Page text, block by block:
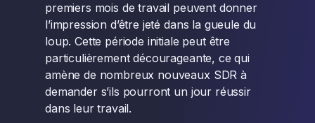
premiers mois de travail peuvent donner
l’impression d’être jeté dans la gueule du
loup. Cette période initiale peut être
particulièrement décourageante, ce qui
amène de nombreux nouveaux SDR à
demander s’ils pourront un jour réussir
dans leur travail.